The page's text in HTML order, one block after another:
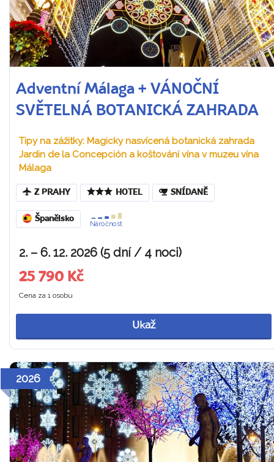
Adventní Málaga + VÁNOČNÍ
SVĚTELNÁ BOTANICKÁ ZAHRADA
Tipy na zážitky: Magicky nasvícená botanická zahrada
Jardin de la Concepción a koštování vína v muzeu vína
Málaga
Z PRAHY HOTEL SNÍDANĚ
Španělsko
Náročnost
2. – 6. 12. 2026 (5 dní / 4 noci)
25 790 Kč
Cena za 1 osobu
Ukaž
2026